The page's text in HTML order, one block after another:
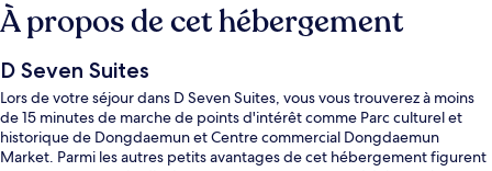
À propos de cet hébergement
D Seven Suites
Lors de votre séjour dans D Seven Suites, vous vous trouverez à moins
de 15 minutes de marche de points d'intérêt comme Parc culturel et
historique de Dongdaemun et Centre commercial Dongdaemun
Market. Parmi les autres petits avantages de cet hébergement figurent